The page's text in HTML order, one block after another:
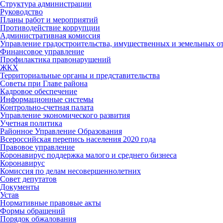
Структура администрации
Руководство
Планы работ и мероприятий
Противодействие коррупции
Административная комиссия
Управление градостроительства, имущественных и земельных
Финансовое управление
Профилактика правонарушений
ЖКХ
Территориальные органы и представительства
Советы при Главе района
Кадровое обеспечение
Информационные системы
Контрольно-счетная палата
Управление экономического развития
Учетная политика
Районное Управление Образования
Всероссийская перепись населения 2020 года
Правовое управление
Коронавирус поддержка малого и среднего бизнеса
Коронавирус
Комиссия по делам несовершеннолетних
Совет депутатов
Документы
Устав
Нормативные правовые акты
Формы обращений
Порядок обжалования